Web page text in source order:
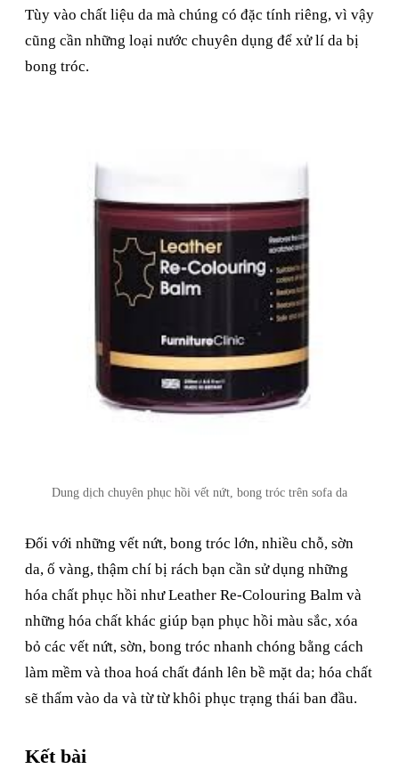
Tùy vào chất liệu da mà chúng có đặc tính riêng, vì vậy
cũng cần những loại nước chuyên dụng để xử lí da bị
bong tróc.
Dung dịch chuyên phục hồi vết nứt, bong tróc trên sofa da
Đối với những vết nứt, bong tróc lớn, nhiều chỗ, sờn
da, ố vàng, thậm chí bị rách bạn cần sử dụng những
hóa chất phục hồi như Leather Re-Colouring Balm và
những hóa chất khác giúp bạn phục hồi màu sắc, xóa
bỏ các vết nứt, sờn, bong tróc nhanh chóng bằng cách
làm mềm và thoa hoá chất đánh lên bề mặt da; hóa chất
sẽ thấm vào da và từ từ khôi phục trạng thái ban đầu.
Kết bài